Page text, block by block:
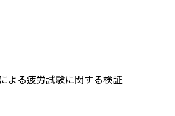
よる疲労試験に関する検証